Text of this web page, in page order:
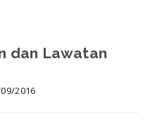
dan Lawatan
2016